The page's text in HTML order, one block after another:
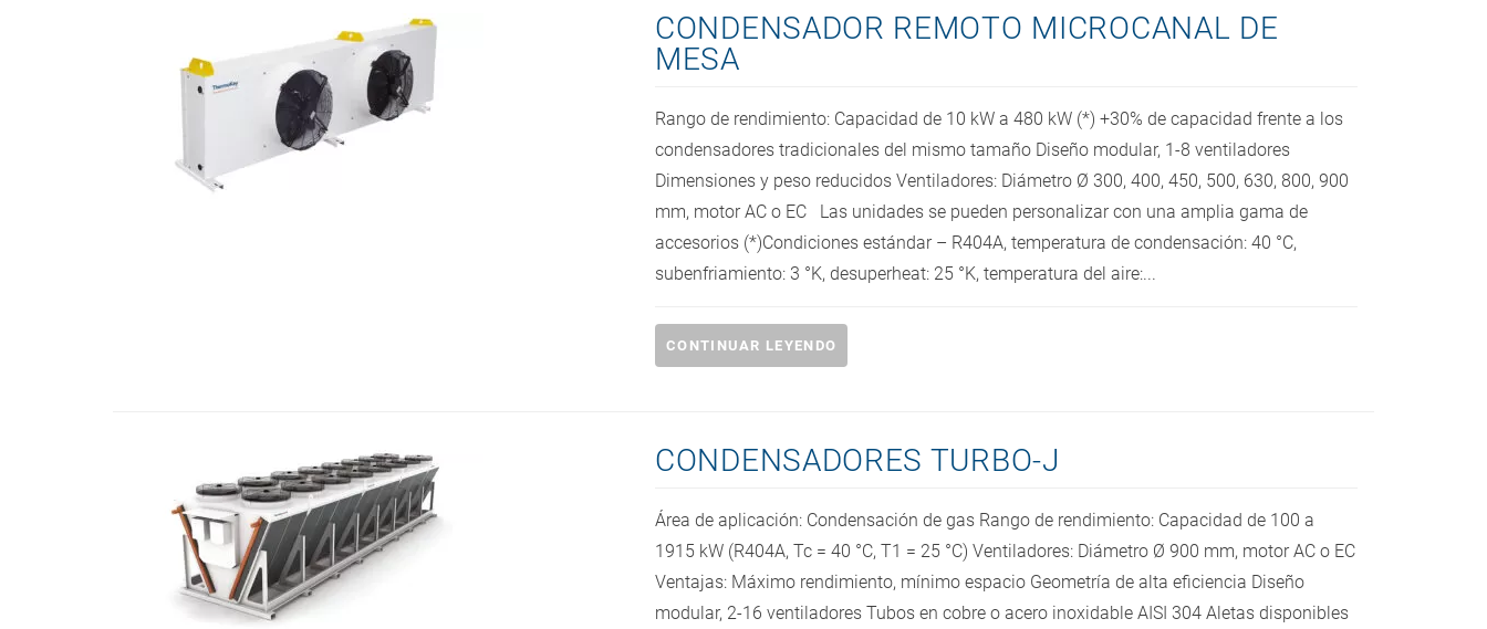
CONDENSADOR REMOTO MICROCANAL DE
MESA
Rango de rendimiento: Capacidad de 10 kW a 480 kW (*) +30% de capacidad frente a los
condensadores tradicionales del mismo tamaño Diseño modular, 1-8 ventiladores
Dimensiones y peso reducidos Ventiladores: Diámetro Ø 300, 400, 450, 500, 630, 800, 900
mm, motor AC o EC Las unidades se pueden personalizar con una amplia gama de
accesorios (*)Condiciones estándar – R404A, temperatura de condensación: 40 °C,
subenfriamiento: 3 °K, desuperheat: 25 °K, temperatura del aire:...
CONTINUAR LEYENDO
CONDENSADORES TURBO-J
Área de aplicación: Condensación de gas Rango de rendimiento: Capacidad de 100 a
1915 kW (R404A, Tc = 40 °C, T1 = 25 °C) Ventiladores: Diámetro Ø 900 mm, motor AC o EC
Ventajas: Máximo rendimiento, mínimo espacio Geometría de alta eficiencia Diseño
modular, 2-16 ventiladores Tubos en cobre o acero inoxidable AISI 304 Aletas disponibles